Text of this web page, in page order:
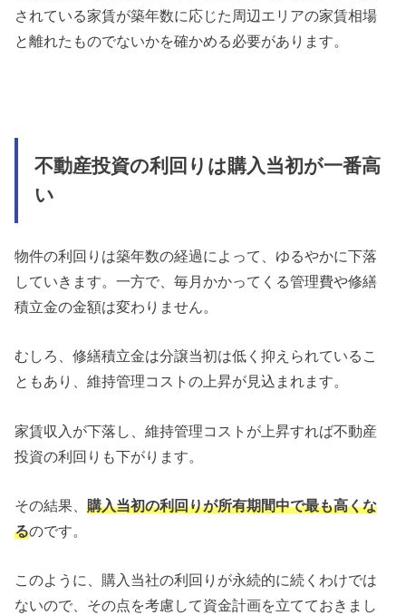
されている家賃が築年数に応じた周辺エリアの家賃相場
と離れたものでないかを確かめる必要があります。
不動産投資の利回りは購入当初が一番高
い
物件の利回りは築年数の経過によって、ゆるやかに下落
していきます。一方で、毎月かかってくる管理費や修繕
積立金の金額は変わりません。
むしろ、修繕積立金は分譲当初は低く抑えられているこ
ともあり、維持管理コストの上昇が見込まれます。
家賃収入が下落し、維持管理コストが上昇すれば不動産
投資の利回りも下がります。
その結果、購入当初の利回りが所有期間中で最も高くな
るのです。
このように、購入当社の利回りが永続的に続くわけでは
ないので、その点を考慮して資金計画を立てておきまし